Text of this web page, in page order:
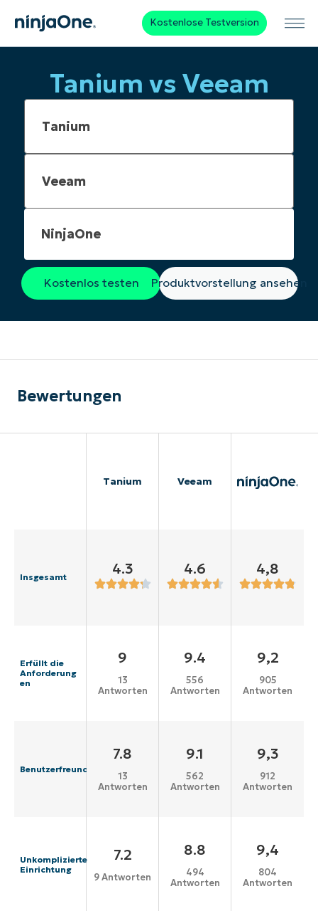
Kostenlose Testversion
Tanium vs Veeam
NinjaOne
Kostenlos testen Produktvorstellung ansehen
Bewertungen
Tanium Veeam
Insgesamt 4.3 4.6 4,8
Erfüllt die
Anforderung
en
9
13
Antworten
9.4
556
Antworten
9,2
905
Antworten
Benutzerfreundlichkeit
7.8
13
Antworten
9.1
562
Antworten
9,3
912
Antworten
Unkomplizierte
Einrichtung
7.2
9 Antworten
8.8
494
Antworten
9,4
804
Antworten